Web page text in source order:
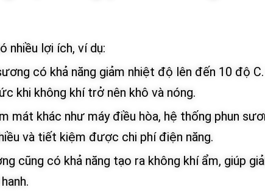
nhiều lợi ích, ví dụ:
có khả năng giảm nhiệt độ lên đến 10 độ
khi không khí trở nên khô và nóng.
mát khác như máy điều hòa, hệ thống phun
và tiết kiệm được chi phí điện năng.
cũng có khả năng tạo ra không khí ẩm, giúp